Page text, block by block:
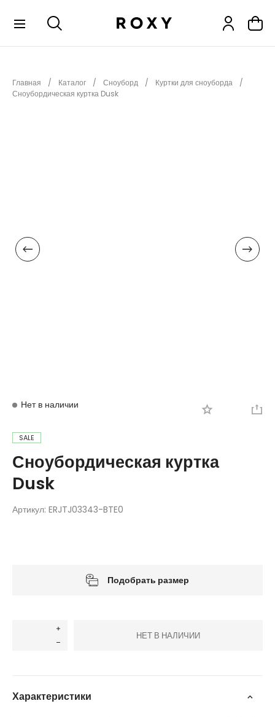
НОВИНКИ
АКСЕССУАРЫ
Главная Каталог Сноуборд
Куртки для сноуборда
Сноубордическая куртка Dusk
Нет в наличии
SALE
Сноубордическая куртка
Dusk
Артикул: ERJTJ03343-BTE0
Подобрать размер
НЕТ В НАЛИЧИИ
Характеристики